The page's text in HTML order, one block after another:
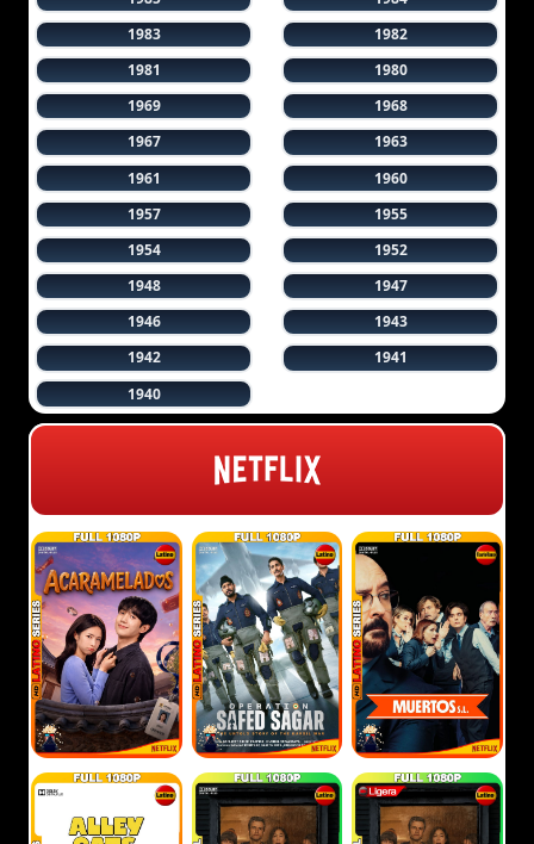
1983
1982
1981
1980
1969
1968
1967
1963
1961
1960
1957
1955
1954
1952
1948
1947
1946
1943
1942
1941
1940